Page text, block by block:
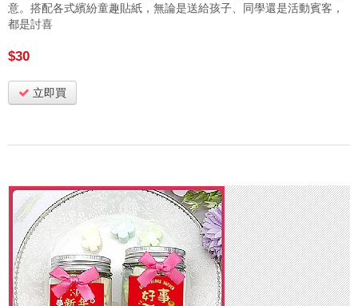
意。搭配各式繽紛童趣貼紙，無論是送給孩子、同學還是活動賓客，
都是討喜
$30
立即買